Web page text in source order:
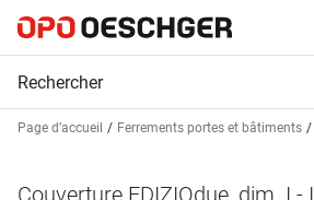
Page d’accueil Ferrements portes et bâtiments
Couverture EDIZIOdue, dim. I - I